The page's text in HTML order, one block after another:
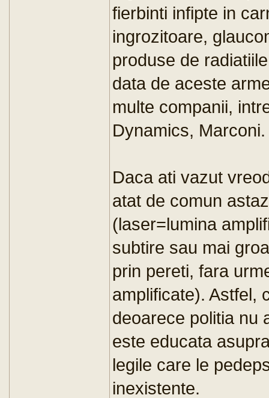
fierbinti infipte in
ingrozitoare,
produse de
data de aceste
multe companii,
Dynamics, Marconi.
Daca ati vazut
atat de comun
(laser=lumina
subtire sau mai
prin pereti, fara
amplificate). Astfel,
deoarece politia nu
este educata
legile care le
inexistente.